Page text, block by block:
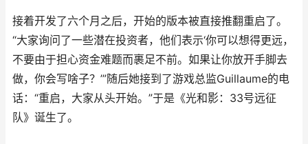
接着开发了六个月之后，开始的版本被直接推翻重启了。
“大家询问了一些潜在投资者，他们表示‘你可以想得更远，
不要由于担心资金难题而裹足不前。如果让你放开手脚去
做，你会写啥子？’”随后她接到了游戏总监Guillaume的电
话：“重启，大家从头开始。”于是《光和影：33号远征
队》诞生了。